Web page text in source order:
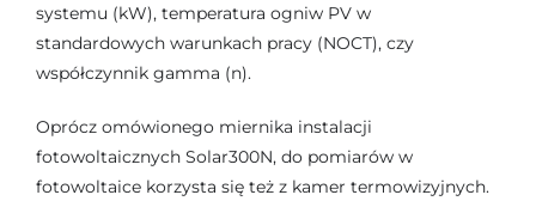
systemu (kW), temperatura ogniw PV w
standardowych warunkach pracy (NOCT), czy
współczynnik gamma (n).
Oprócz omówionego miernika instalacji
fotowoltaicznych Solar300N, do pomiarów w
fotowoltaice korzysta się też z kamer termowizyjnych.